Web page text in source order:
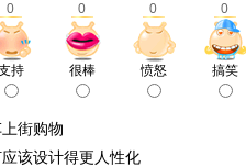
0 0 0 0
持 很棒 愤怒 搞笑
街购物
该设计得更人性化